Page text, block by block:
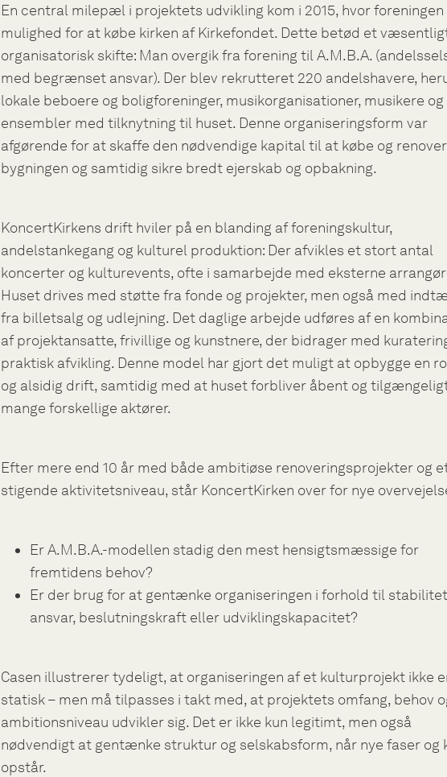
En central milepæl i projektets udvikling kom i 2015, hvor foreningen
mulighed for at købe kirken af Kirkefondet. Dette betød et
organisatorisk skifte: Man overgik fra forening til A.M.B.A.
med begrænset ansvar). Der blev rekrutteret 220 andelshavere,
lokale beboere og boligforeninger, musikorganisationer, musikere og
ensembler med tilknytning til huset. Denne organiseringsform var
afgørende for at skaffe den nødvendige kapital til at købe og
bygningen og samtidig sikre bredt ejerskab og opbakning.
KoncertKirkens drift hviler på en blanding af foreningskultur,
andelstankegang og kulturel produktion: Der afvikles et stort antal
koncerter og kulturevents, ofte i samarbejde med eksterne
Huset drives med støtte fra fonde og projekter, men også med
fra billetsalg og udlejning. Det daglige arbejde udføres af en
af projektansatte, frivillige og kunstnere, der bidrager med
praktisk afvikling. Denne model har gjort det muligt at opbygge en
og alsidig drift, samtidig med at huset forbliver åbent og
mange forskellige aktører.
Efter mere end 10 år med både ambitiøse renoveringsprojekter og
stigende aktivitetsniveau, står KoncertKirken over for nye
Er A.M.B.A.-modellen stadig den mest hensigtsmæssige for
fremtidens behov?
Er der brug for at gentænke organiseringen i forhold til
ansvar, beslutningskraft eller udviklingskapacitet?
Casen illustrerer tydeligt, at organiseringen af et kulturprojekt ikke
statisk – men må tilpasses i takt med, at projektets omfang, behov
ambitionsniveau udvikler sig. Det er ikke kun legitimt, men også
nødvendigt at gentænke struktur og selskabsform, når nye faser og
opstår.